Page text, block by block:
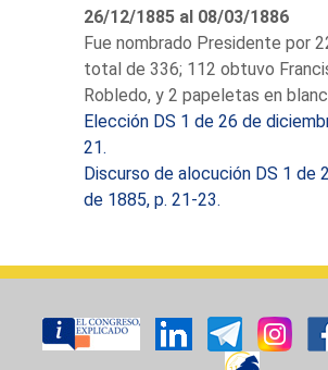
dilatada carrera
Elegido
Constituyentes
por Málaga;
la cual repetirá
diputado por
1871, 1872,
1885 al 5 de
elegido por
26/12/1885 al 08/03/1886
Fue nombrado Presidente por
total de 336; 112 obtuvo
Robledo, y 2 papeletas en
Elección DS 1 de 26 de
21.
Discurso de alocución DS 1 de
de 1885, p. 21-23.